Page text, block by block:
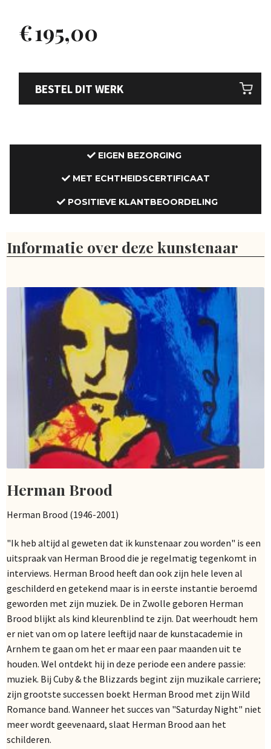
€195,00
BESTEL DIT WERK
EIGEN BEZORGING
MET ECHTHEIDSCERTIFICAAT
POSITIEVE KLANTBEOORDELING
Informatie over deze kunstenaar
Herman Brood
Herman Brood (1946-2001)
"Ik heb altijd al geweten dat ik kunstenaar zou worden" is een
uitspraak van Herman Brood die je regelmatig tegenkomt in
interviews. Herman Brood heeft dan ook zijn hele leven al
geschilderd en getekend maar is in eerste instantie beroemd
geworden met zijn muziek. De in Zwolle geboren Herman
Brood blijkt als kind kleurenblind te zijn. Dat weerhoudt hem
er niet van om op latere leeftijd naar de kunstacademie in
Arnhem te gaan om het er maar een paar maanden uit te
houden. Wel ontdekt hij in deze periode een andere passie:
muziek. Bij Cuby & the Blizzards begint zijn muzikale carriere;
zijn grootste successen boekt Herman Brood met zijn Wild
Romance band. Wanneer het succes van "Saturday Night" niet
meer wordt geevenaard, slaat Herman Brood aan het
schilderen.